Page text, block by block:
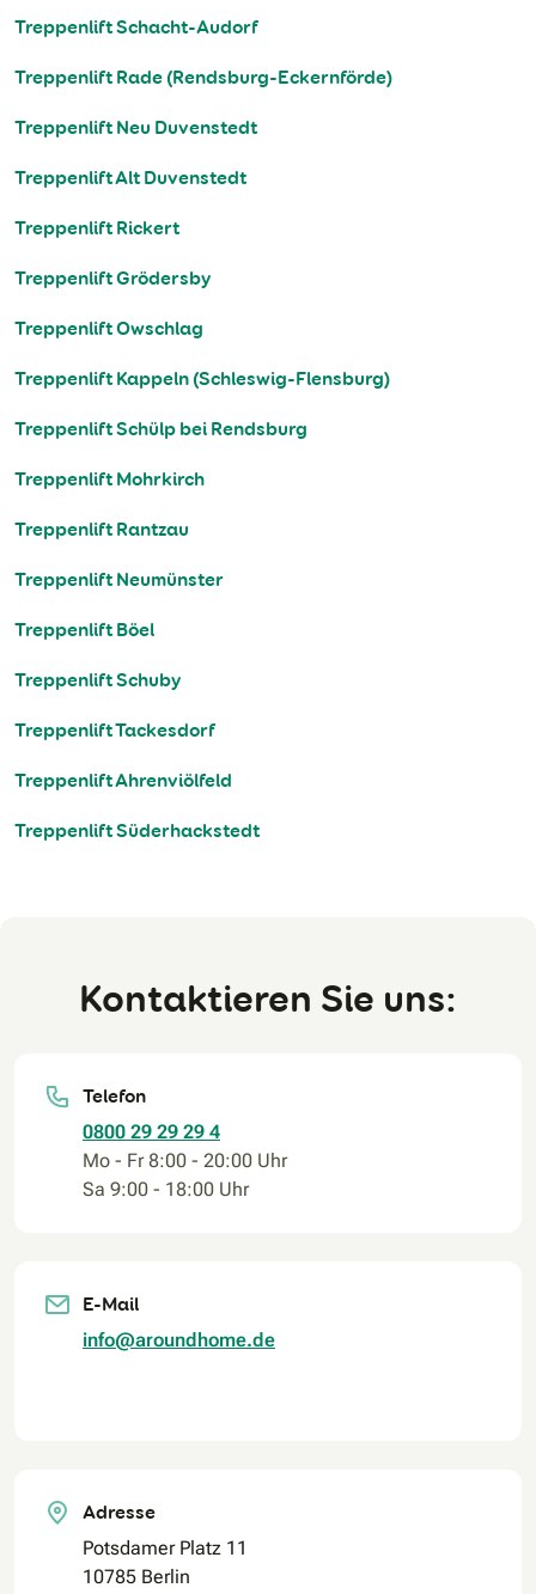
Treppenlift Schacht-Audorf
Treppenlift Rade (Rendsburg-Eckernförde)
Treppenlift Neu Duvenstedt
Treppenlift Alt Duvenstedt
Treppenlift Rickert
Treppenlift Grödersby
Treppenlift Owschlag
Treppenlift Kappeln (Schleswig-Flensburg)
Treppenlift Schülp bei Rendsburg
Treppenlift Mohrkirch
Treppenlift Rantzau
Treppenlift Neumünster
Treppenlift Böel
Treppenlift Schuby
Treppenlift Tackesdorf
Treppenlift Ahrenviölfeld
Treppenlift Süderhackstedt
Kontaktieren Sie uns:
Telefon
0800 29 29 29 4
Mo - Fr 8:00 - 20:00 Uhr
Sa 9:00 - 18:00 Uhr
E-Mail
info@aroundhome.de
Adresse
Potsdamer Platz 11
10785 Berlin